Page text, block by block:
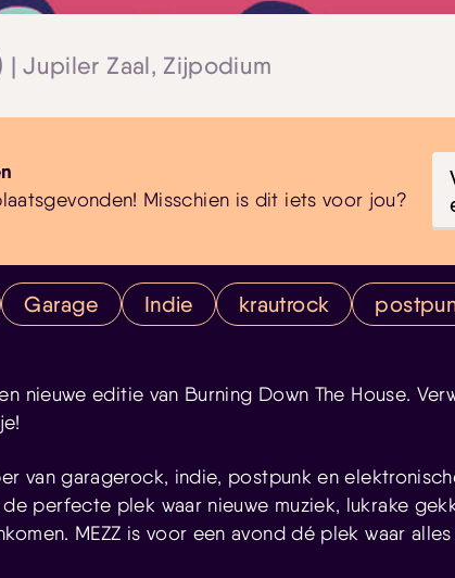
| Jupiler Zaal, Zijpodium
Misschien is dit iets voor jou?
Garage Indie krautrock
nieuwe editie van Burning Down The House.
van garagerock, indie, postpunk en
de perfecte plek waar nieuwe muziek, lukrake
MEZZ is voor een avond dé plek waar